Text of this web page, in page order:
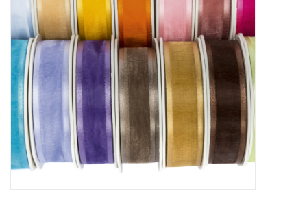
Fleurs & deco
Cabas
Nouveautés 2026
Journées showroom